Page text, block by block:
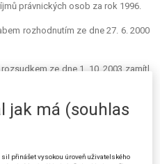
právnických osob za rok 1996.
rozhodnutím ze dne 27. 6. 2000
ze dne 1. 10. 2003 zamítl
především namítal, že soud
výše specifikovaného
jeho názoru je základní náležitostí
jak má (souhlas
přinášet vysokou úroveň uživatelského